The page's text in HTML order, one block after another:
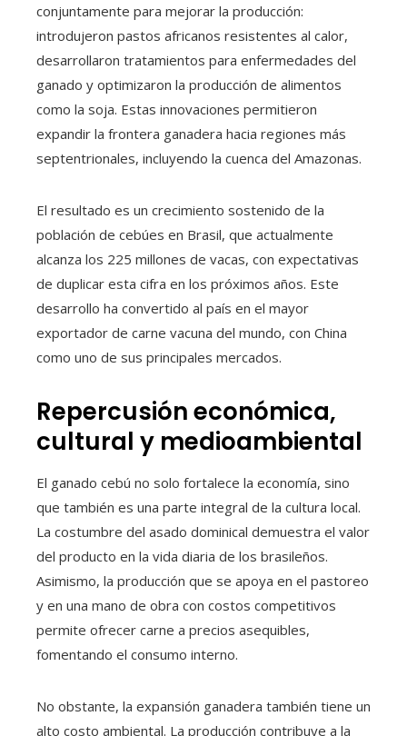
conjuntamente para mejorar la producción:
introdujeron pastos africanos resistentes al calor,
desarrollaron tratamientos para enfermedades del
ganado y optimizaron la producción de alimentos
como la soja. Estas innovaciones permitieron
expandir la frontera ganadera hacia regiones más
septentrionales, incluyendo la cuenca del Amazonas.
El resultado es un crecimiento sostenido de la
población de cebúes en Brasil, que actualmente
alcanza los 225 millones de vacas, con expectativas
de duplicar esta cifra en los próximos años. Este
desarrollo ha convertido al país en el mayor
exportador de carne vacuna del mundo, con China
como uno de sus principales mercados.
Repercusión económica,
cultural y medioambiental
El ganado cebú no solo fortalece la economía, sino
que también es una parte integral de la cultura local.
La costumbre del asado dominical demuestra el valor
del producto en la vida diaria de los brasileños.
Asimismo, la producción que se apoya en el pastoreo
y en una mano de obra con costos competitivos
permite ofrecer carne a precios asequibles,
fomentando el consumo interno.
No obstante, la expansión ganadera también tiene un
alto costo ambiental. La producción contribuye a la